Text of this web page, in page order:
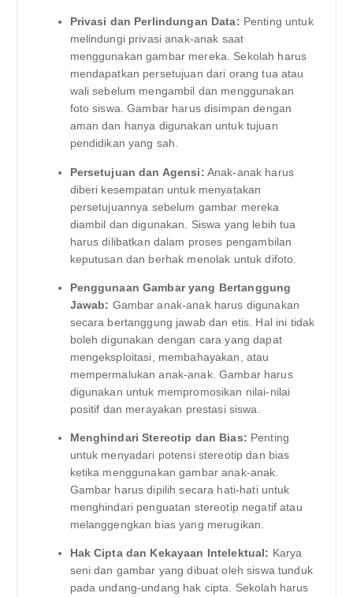
Privasi dan Perlindungan Data: Penting untuk
melindungi privasi anak-anak saat
menggunakan gambar mereka. Sekolah harus
mendapatkan persetujuan dari orang tua atau
wali sebelum mengambil dan menggunakan
foto siswa. Gambar harus disimpan dengan
aman dan hanya digunakan untuk tujuan
pendidikan yang sah.
Persetujuan dan Agensi: Anak-anak harus
diberi kesempatan untuk menyatakan
persetujuannya sebelum gambar mereka
diambil dan digunakan. Siswa yang lebih tua
harus dilibatkan dalam proses pengambilan
keputusan dan berhak menolak untuk difoto.
Penggunaan Gambar yang Bertanggung
Jawab: Gambar anak-anak harus digunakan
secara bertanggung jawab dan etis. Hal ini tidak
boleh digunakan dengan cara yang dapat
mengeksploitasi, membahayakan, atau
mempermalukan anak-anak. Gambar harus
digunakan untuk mempromosikan nilai-nilai
positif dan merayakan prestasi siswa.
Menghindari Stereotip dan Bias: Penting
untuk menyadari potensi stereotip dan bias
ketika menggunakan gambar anak-anak.
Gambar harus dipilih secara hati-hati untuk
menghindari penguatan stereotip negatif atau
melanggengkan bias yang merugikan.
Hak Cipta dan Kekayaan Intelektual: Karya
seni dan gambar yang dibuat oleh siswa tunduk
pada undang-undang hak cipta. Sekolah harus